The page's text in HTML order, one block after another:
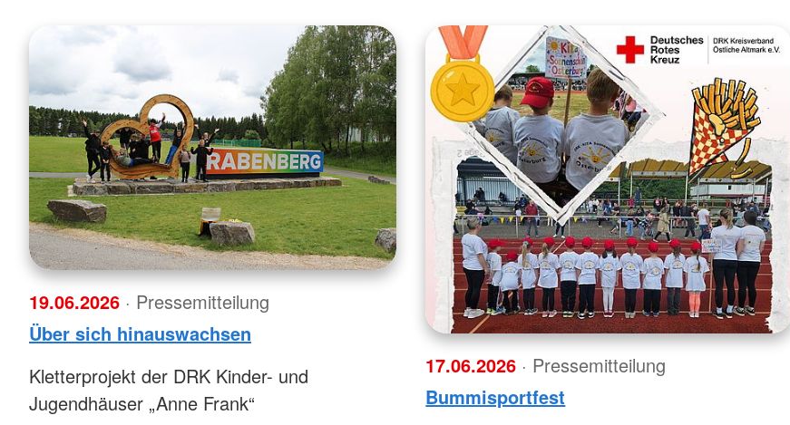
19.06.2026 · Pressemitteilung
Über sich hinauswachsen
Kletterprojekt der DRK Kinder- und
Jugendhäuser „Anne Frank“
17.06.2026 · Pressemitteilung
Bummisportfest